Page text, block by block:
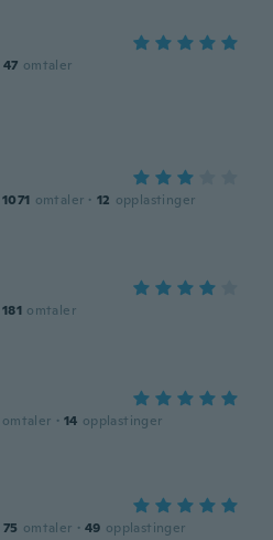
47 omtaler
1071 omtaler · 12 opplastinger
181 omtaler
omtaler · 14 opplastinger
75 omtaler · 49 opplastinger